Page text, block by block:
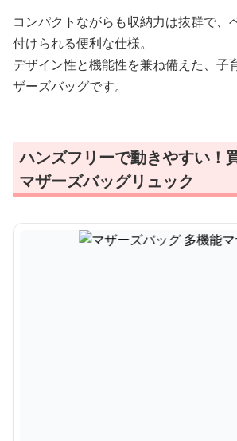
コンパクトながらも収納力は抜群で、
付けられる便利な仕様。
デザイン性と機能性を兼ね備えた、子
ザーズバッグです。
ハンズフリーで動きやすい！
マザーズバッグリュック